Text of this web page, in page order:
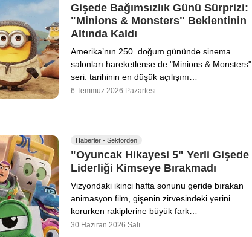
Gişede Bağımsızlık Günü Sürprizi:
"Minions & Monsters" Beklentinin
Altında Kaldı
Amerika’nın 250. doğum gününde sinema
salonları hareketlense de "Minions & Monsters"
seri. tarihinin en düşük açılışını…
6 Temmuz 2026 Pazartesi
Haberler - Sektörden
"Oyuncak Hikayesi 5" Yerli Gişede
Liderliği Kimseye Bırakmadı
Vizyondaki ikinci hafta sonunu geride bırakan
animasyon film, gişenin zirvesindeki yerini
korurken rakiplerine büyük fark…
30 Haziran 2026 Salı